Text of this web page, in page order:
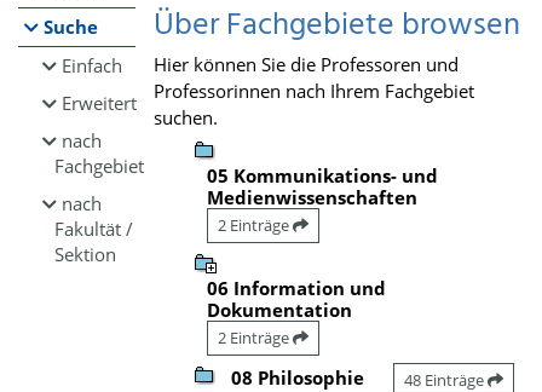
Suche
Einfach
Erweitert
nach
Fachgebiet
nach
Fakultät /
Sektion
Über Fachgebiete browsen
Hier können Sie die Professoren und
Professorinnen nach Ihrem Fachgebiet
suchen.
05 Kommunikations- und
Medienwissenschaften
2 Einträge
06 Information und
Dokumentation
2 Einträge
08 Philosophie 48 Einträge